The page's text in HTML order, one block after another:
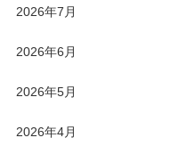
2026年7月
2026年6月
2026年5月
2026年4月